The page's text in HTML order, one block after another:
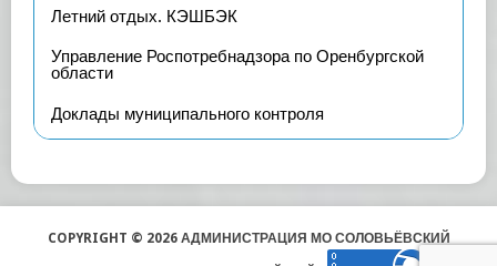
Летний отдых. КЭШБЭК
Управление Роспотребнадзора по Оренбургской
области
Доклады муниципального контроля
COPYRIGHT © 2026 АДМИНИСТРАЦИЯ МО СОЛОВЬЁВСКИЙ